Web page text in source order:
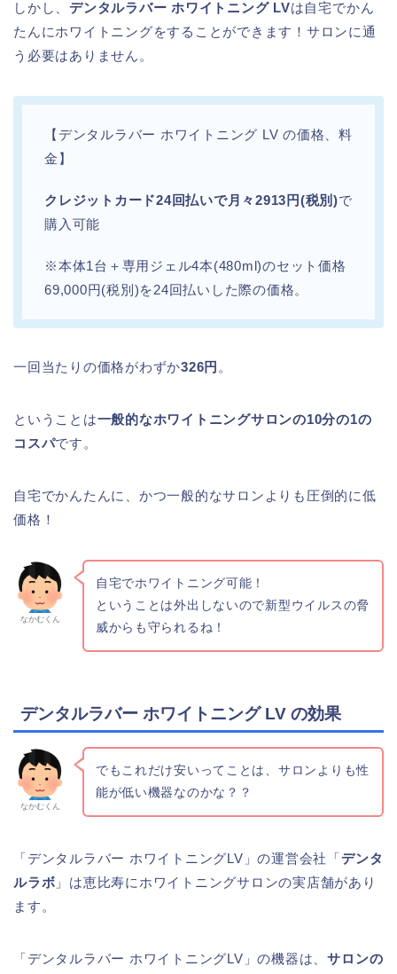
しかし、デンタルラバー ホワイトニング LVは自宅でかん
たんにホワイトニングをすることができます！サロンに通
う必要はありません。
【デンタルラバー ホワイトニング LV の価格、料
金】
クレジットカード24回払いで月々2913円(税別)で
購入可能
※本体1台＋専用ジェル4本(480ml)のセット価格
69,000円(税別)を24回払いした際の価格。
一回当たりの価格がわずか326円 。
ということは一般的なホワイトニングサロンの10分の1の
コスパです。
自宅でかんたんに、かつ一般的なサロンよりも圧倒的に低
価格！
なかむくん
自宅でホワイトニング可能！
ということは外出しないので新型ウイルスの脅
威からも守られるね！
デンタルラバー ホワイトニング LV の効果
なかむくん
でもこれだけ安いってことは、サロンよりも性
能が低い機器なのかな？？
「デンタルラバー ホワイトニングLV」の運営会社「デンタ
ルラボ 」は恵比寿にホワイトニングサロンの実店舗があり
ます。
「デンタルラバー ホワイトニングLV」の機器は、サロンの